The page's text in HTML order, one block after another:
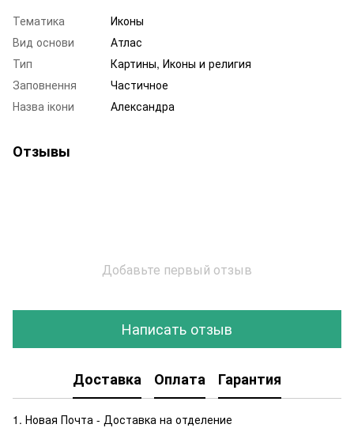
Тематика
Иконы
Вид основи
Атлас
Тип
Картины, Иконы и религия
Заповнення
Частичное
Назва ікони
Александра
Отзывы
Добавьте первый отзыв
Написать отзыв
Доставка Оплата Гарантия
1. Новая Почта - Доставка на отделение